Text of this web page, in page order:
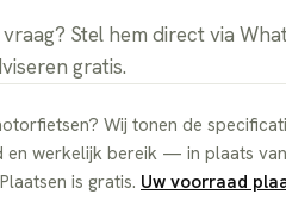
Stel hem direct via
gratis.
Wij tonen de
werkelijk bereik — in plaats
is gratis. Uw voorraad